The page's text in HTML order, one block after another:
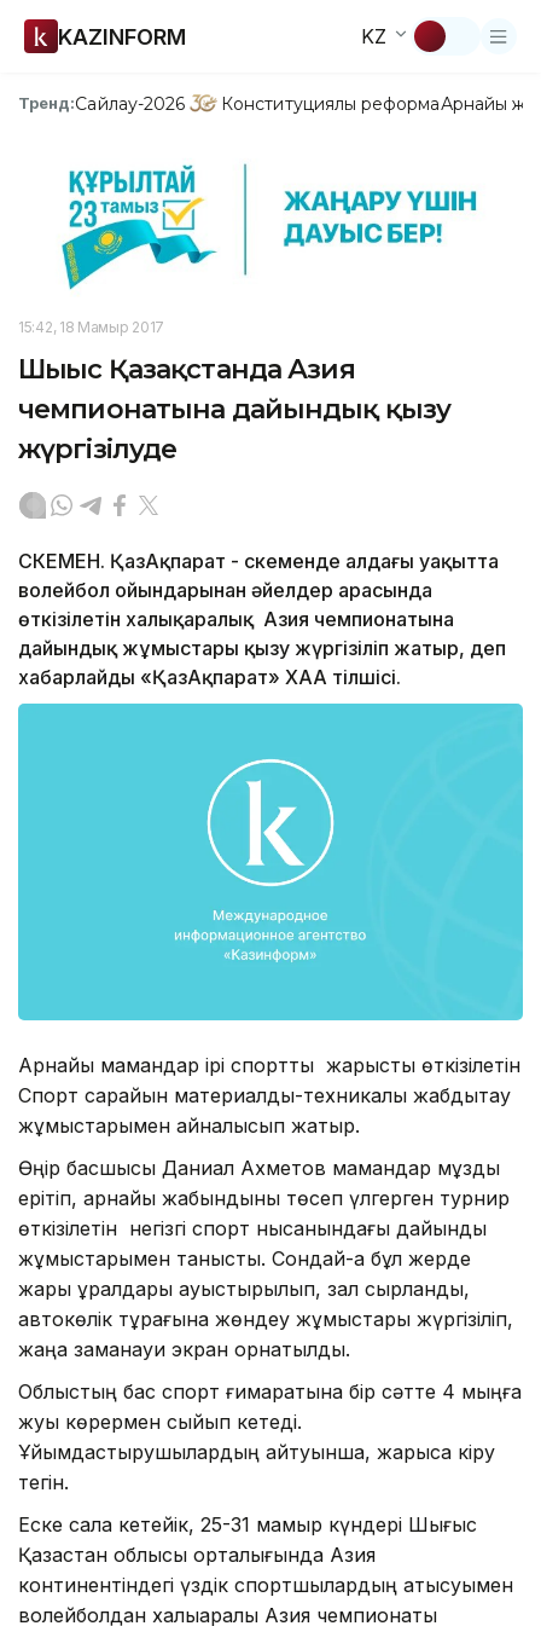
KAZINFORM KZ
Тренд:Сайлау-2026 Конституциялық реформаАрнайы
15:42, 18 Мамыр 2017
Шығыс Қазақстанда Азия
чемпионатына дайындық қызу
жүргізілуде
ӨСКЕМЕН. ҚазАқпарат - Өскеменде алдағы уақытта
волейбол ойындарынан әйелдер арасында
өткізілетін халықаралық Азия чемпионатына
дайындық жұмыстары қызу жүргізіліп жатыр, деп
хабарлайды «ҚазАқпарат» ХАА тілшісі.
Арнайы мамандар ірі спорттық жарысты өткізілетін
Спорт сарайын материалдық-техникалық жабдықтау
жұмыстарымен айналысып жатыр.
Өңір басшысы Даниал Ахметов мамандар мұзды
ерітіп, арнайы жабындыны төсеп үлгерген турнир
өткізілетін негізгі спорт нысанындағы дайындық
жұмыстарымен танысты. Сондай-ақ бұл жерде
жарық құралдары ауыстырылып, зал сырланды,
автокөлік тұрағына жөндеу жұмыстары жүргізіліп,
жаңа заманауи экран орнатылды.
Облыстың бас спорт ғимаратына бір сәтте 4 мыңға
жуық көрермен сыйып кетеді.
Ұйымдастырушылардың айтуынша, жарысқа кіру
тегін.
Еске сала кетейік, 25-31 мамыр күндері Шығыс
Қазақстан облысы орталығында Азия
континентіндегі үздік спортшылардың қатысуымен
волейболдан халықаралық Азия чемпионаты